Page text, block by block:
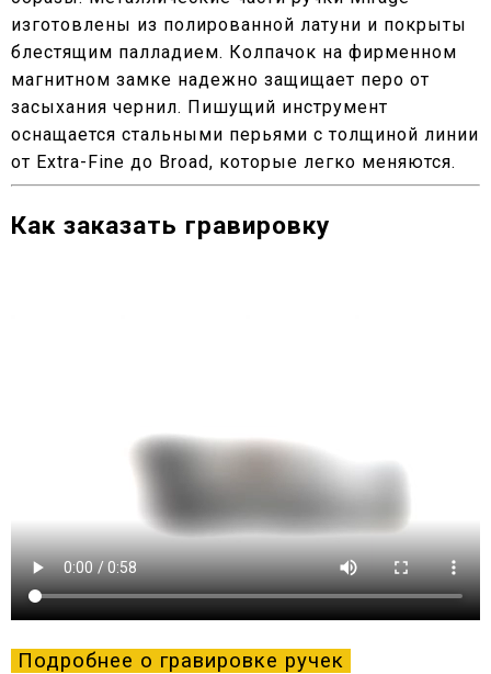
изготовлены из полированной латуни и покрыты
блестящим палладием. Колпачок на фирменном
магнитном замке надежно защищает перо от
засыхания чернил. Пишущий инструмент
оснащается стальными перьями с толщиной линии
от Extra-Fine до Broad, которые легко меняются.
Как заказать гравировку
Подробнее о гравировке ручек